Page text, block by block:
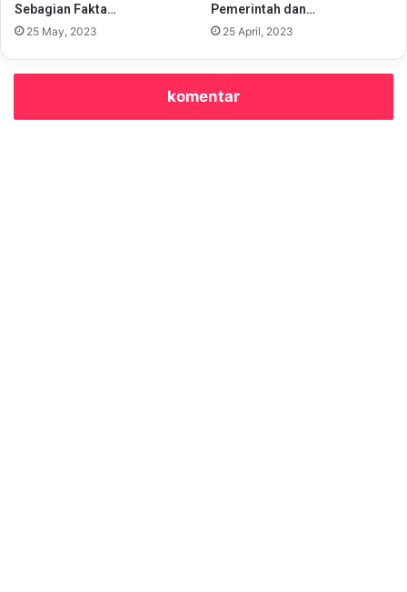
Sebagian Fakta…
25 May, 2023
Pemerintah dan…
25 April, 2023
komentar